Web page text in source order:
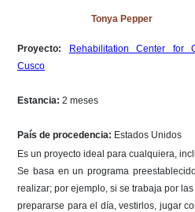
Tonya Pepper
Proyecto:
Rehabilitation Center for
Cusco
Estancia: 2 meses
País de procedencia: Estados Unidos
Es un proyecto ideal para cualquiera,
Se basa en un programa
realizar; por ejemplo, si se trabaja por
prepararse para el día, vestirlos, jugar